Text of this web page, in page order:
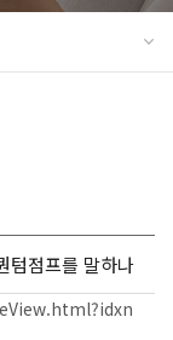
텀점프를 말하나